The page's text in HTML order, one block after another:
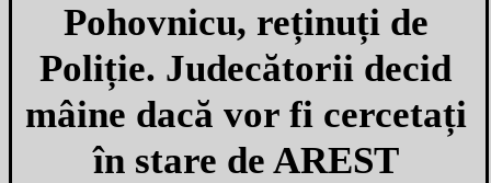
Pohovnicu, reținuți de
Poliție. Judecătorii decid
mâine dacă vor fi cercetați
în stare de AREST